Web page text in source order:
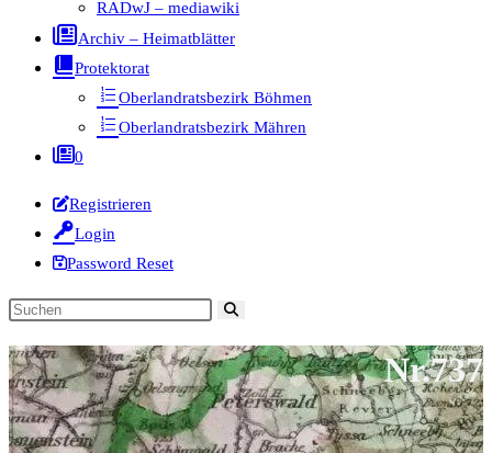
RADwJ – mediawiki
Archiv – Heimatblätter
Protektorat
Oberlandratsbezirk Böhmen
Oberlandratsbezirk Mähren
0
Registrieren
Login
Password Reset
Diese
durchsuchen
Nr.737